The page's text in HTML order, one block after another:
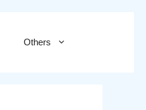
Others